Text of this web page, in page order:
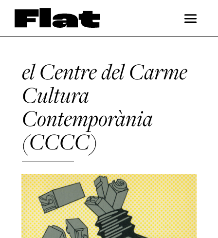
el Centre del Carme
Cultura
Contemporània
(CCCC)